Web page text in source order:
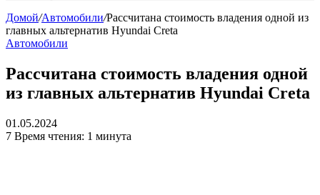
Домой/Автомобили/Рассчитана стоимость владения одной из
главных альтернатив Hyundai Creta
Автомобили
Рассчитана стоимость владения одной
из главных альтернатив Hyundai Creta
01.05.2024
7 Время чтения: 1 минута